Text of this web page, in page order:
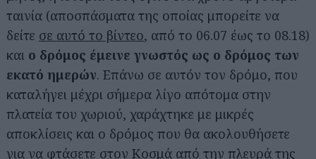
ταινία (αποσπάσματα της οποίας μπορείτε να
δείτε σε αυτό το βίντεο, από το 06.07 έως το 08.18)
και ο δρόμος έμεινε γνωστός ως ο δρόμος των
εκατό ημερών. Επάνω σε αυτόν τον δρόμο, που
καταλήγει μέχρι σήμερα λίγο απότομα στην
πλατεία του χωριού, χαράχτηκε με μικρές
αποκλίσεις και ο δρόμος που θα ακολουθήσετε
για να φτάσετε στον Κοσμά από την πλευρά της